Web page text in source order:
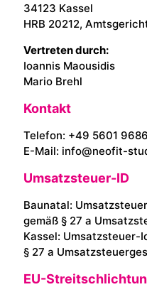
34123 Kassel
HRB 20212,
Vertreten durch:
Ioannis Maousidis
Mario Brehl
Kontakt
Telefon: +49 5601
E-Mail: info@neofit-
Umsatzsteuer-ID
Baunatal:
gemäß § 27 a
Kassel: Umsatzsteuer-
§ 27 a
EU-